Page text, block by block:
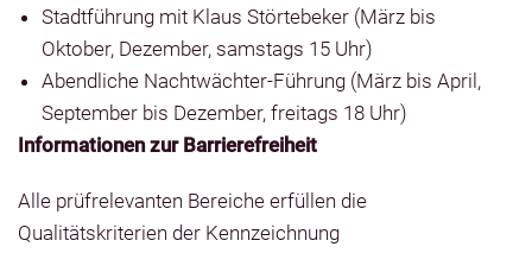
Stadtführung mit Klaus Störtebeker (März bis
Oktober, Dezember, samstags 15 Uhr)
Abendliche Nachtwächter-Führung (März bis April,
September bis Dezember, freitags 18 Uhr)
Informationen zur Barrierefreiheit
Alle prüfrelevanten Bereiche erfüllen die
Qualitätskriterien der Kennzeichnung